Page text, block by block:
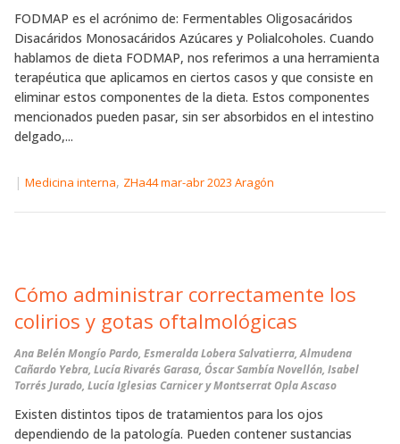
FODMAP es el acrónimo de: Fermentables Oligosacáridos
Disacáridos Monosacáridos Azúcares y Polialcoholes. Cuando
hablamos de dieta FODMAP, nos referimos a una herramienta
terapéutica que aplicamos en ciertos casos y que consiste en
eliminar estos componentes de la dieta. Estos componentes
mencionados pueden pasar, sin ser absorbidos en el intestino
delgado,...
| Medicina interna, ZHa44 mar-abr 2023 Aragón
Cómo administrar correctamente los
colirios y gotas oftalmológicas
Ana Belén Mongío Pardo, Esmeralda Lobera Salvatierra, Almudena
Cañardo Yebra, Lucía Rivarés Garasa, Óscar Sambía Novellón, Isabel
Torrés Jurado, Lucía Iglesias Carnicer y Montserrat Opla Ascaso
Existen distintos tipos de tratamientos para los ojos
dependiendo de la patología. Pueden contener sustancias